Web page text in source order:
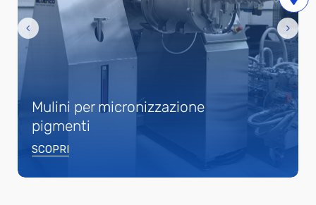
Contatti
English
Español
Mulini per micronizzazione
pigmenti
SCOPRI